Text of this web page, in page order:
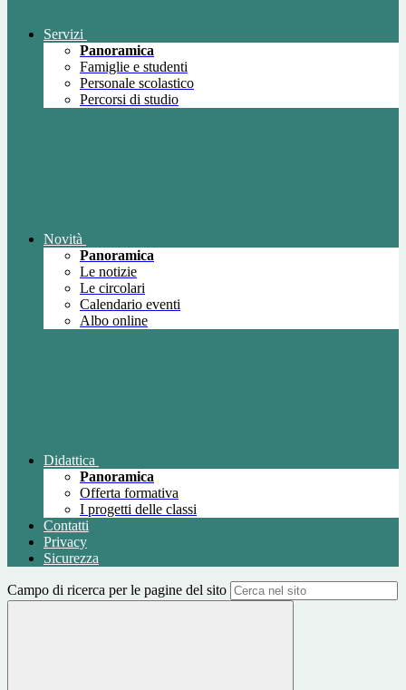
Servizi
Panoramica
Famiglie e studenti
Personale scolastico
Percorsi di studio
Novità
Panoramica
Le notizie
Le circolari
Calendario eventi
Albo online
Didattica
Panoramica
Offerta formativa
I progetti delle classi
Contatti
Privacy
Sicurezza
Campo di ricerca per le pagine del sito